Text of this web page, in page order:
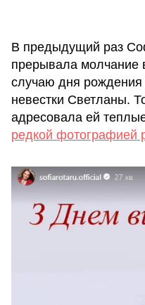
В предыдущий раз
прерывала молчание
случаю дня рождения
невестки Светланы.
адресовала ей
редкой фотографией